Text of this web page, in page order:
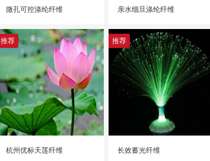
微孔可控涤纶纤维 亲水细旦涤纶纤维
推荐
杭州优标天莲纤维
推荐
长效蓄光纤维